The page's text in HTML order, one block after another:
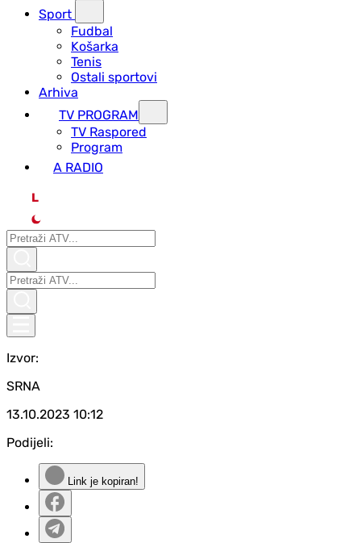
Sport
Fudbal
Košarka
Tenis
Ostali sportovi
Arhiva
TV PROGRAM
ТV Raspored
Program
A RADIO
L
Izvor:
SRNA
13.10.2023 10:12
Podijeli:
Link je kopiran!